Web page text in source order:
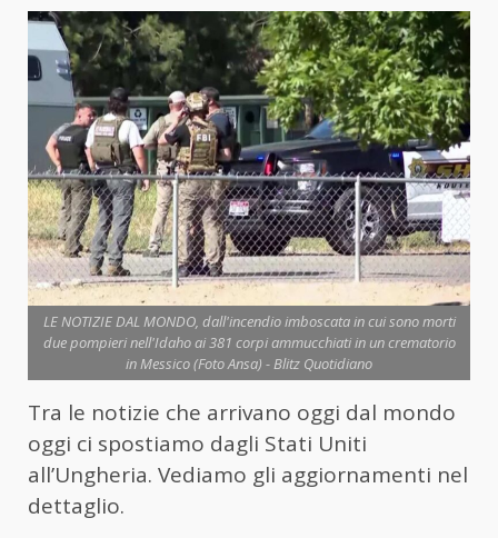
LE NOTIZIE DAL MONDO, dall'incendio imboscata in cui sono morti
due pompieri nell'Idaho ai 381 corpi ammucchiati in un crematorio
in Messico (Foto Ansa) - Blitz Quotidiano
Tra le notizie che arrivano oggi dal mondo
oggi ci spostiamo dagli Stati Uniti
all’Ungheria. Vediamo gli aggiornamenti nel
dettaglio.